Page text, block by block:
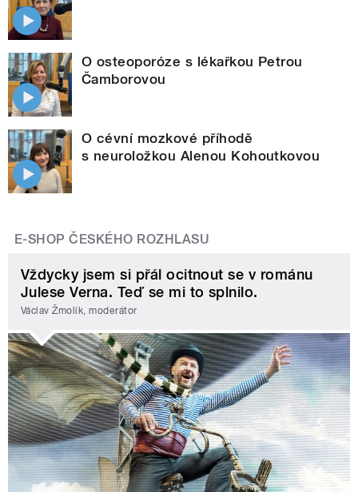
O osteoporóze s lékařkou Petrou
Čamborovou
O cévní mozkové příhodě
s neuroložkou Alenou Kohoutkovou
E-SHOP ČESKÉHO ROZHLASU
Vždycky jsem si přál ocitnout se v románu
Julese Verna. Teď se mi to splnilo.
Václav Žmolík, moderátor